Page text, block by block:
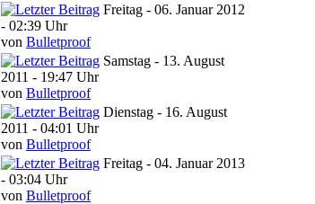
Freitag - 06. Januar 2012
- 02:39 Uhr
von Bulletproof
Samstag - 13. August
2011 - 19:47 Uhr
von Bulletproof
Dienstag - 16. August
2011 - 04:01 Uhr
von Bulletproof
Freitag - 04. Januar 2013
- 03:04 Uhr
von Bulletproof